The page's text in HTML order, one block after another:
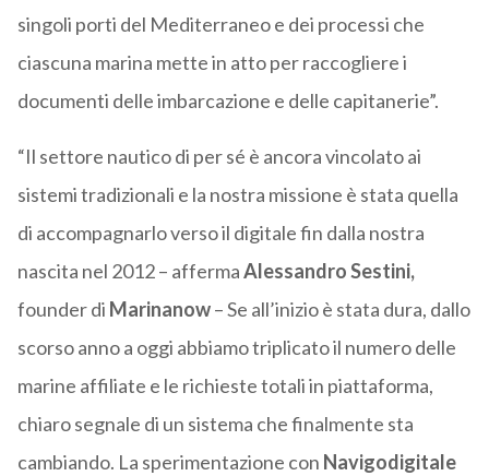
singoli porti del Mediterraneo e dei processi che
ciascuna marina mette in atto per raccogliere i
documenti delle imbarcazione e delle capitanerie”.
“Il settore nautico di per sé è ancora vincolato ai
sistemi tradizionali e la nostra missione è stata quella
di accompagnarlo verso il digitale fin dalla nostra
nascita nel 2012 – affermaAlessandro Sestini,
founder di Marinanow– Se all’inizio è stata dura, dallo
scorso anno a oggi abbiamo triplicato il numero delle
marine affiliate e le richieste totali in piattaforma,
chiaro segnale di un sistema che finalmente sta
cambiando. La sperimentazione con Navigodigitale